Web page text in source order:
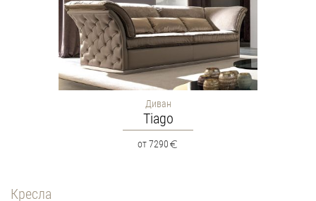
Диван
Tiago
от 7290
Кресла